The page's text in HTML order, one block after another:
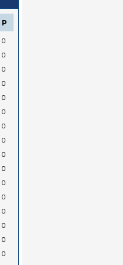
P
0
0
0
0
0
0
0
0
0
0
0
0
0
0
0
0